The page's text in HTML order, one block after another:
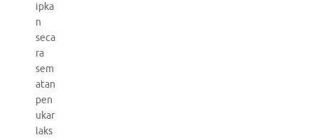
ipka
n
seca
ra
sem
atan
pen
ukar
laks